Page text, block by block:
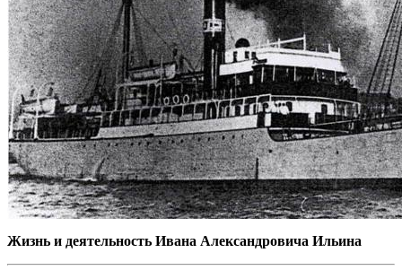
Жизнь и деятельность Ивана Александровича Ильина